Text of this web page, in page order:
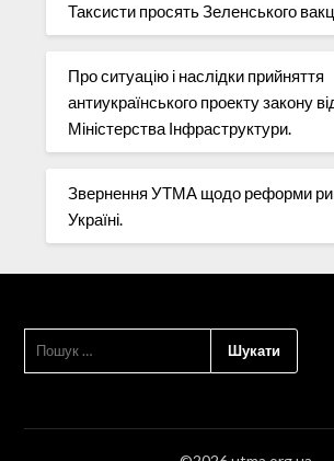
Таксисти просять Зеленського
Про ситуацію і наслідки прийняття
антиукраїнського проекту закону
Міністерства Інфраструктури.
Звернення УТМА щодо реформи
Україні.